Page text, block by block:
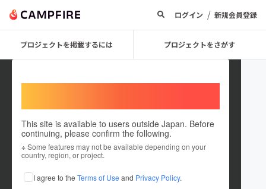
ログイン / 新規会員登録
プロジェクトを掲載するには プロジェクトをさがす
This site is available to users outside Japan. Before
continuing, please confirm the following.
※ Some features may not be available depending on your
country, region, or project.
I agree to the Terms of Use and Privacy Policy.
furukawagurume
これまでに1件のプロジェクトを投稿しています